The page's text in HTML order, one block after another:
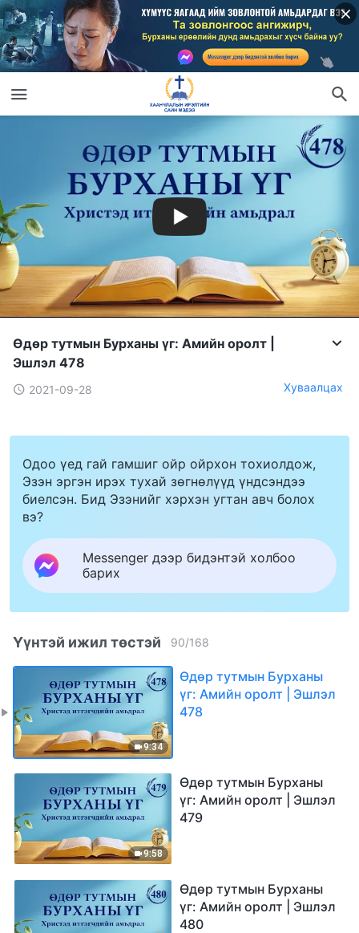
Өдөр тутмын Бурханы үг: Амийн оролт |
Эшлэл 478
2021-09-28 Хуваалцах
Одоо үед гай гамшиг ойр ойрхон тохиолдож,
Эзэн эргэн ирэх тухай зөгнөлүүд үндсэндээ
биелсэн. Бид Эзэнийг хэрхэн угтан авч болох
вэ?
Messenger дээр бидэнтэй холбоо
барих
Үүнтэй ижил төстэй 90/168
9:34
Өдөр тутмын Бурханы
үг: Амийн оролт | Эшлэл
478
9:58
Өдөр тутмын Бурханы
үг: Амийн оролт | Эшлэл
479
Өдөр тутмын Бурханы
үг: Амийн оролт | Эшлэл
480